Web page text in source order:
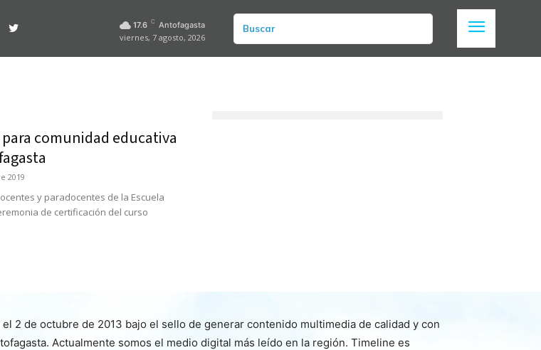
17.6 C Antofagasta
viernes, 7 agosto, 2026
Buscar
comunidad educativa
2019
y paradocentes de la Escuela
de certificación del curso
2 de octubre de 2013 bajo el sello de generar contenido multimedia de calidad y con
Actualmente somos el medio digital más leído en la región. Timeline es